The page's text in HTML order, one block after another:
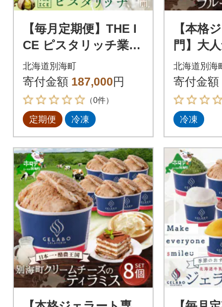
【毎月定期便】THE I
CE ピスタリッチ業務
用アイス1Lファミリ
ーサイズ別海町産生乳
使用 全11回
北海道別海町
寄付金額 187,000円
（0件）
定期便 冷凍
【本格
門】大
贅沢ジ
ト ブル
アイス
北海道別海
寄付金額
冷凍